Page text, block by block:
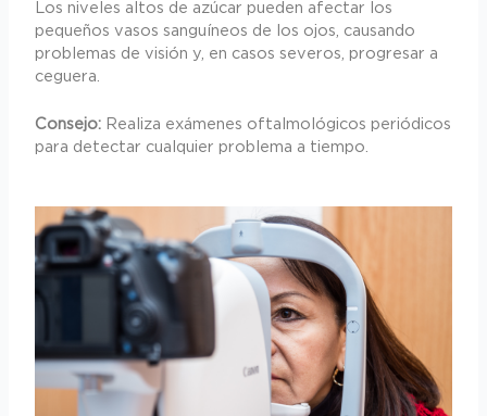
Los niveles altos de azúcar pueden afectar los
pequeños vasos sanguíneos de los ojos, causando
problemas de visión y, en casos severos, progresar a
ceguera.
Consejo: Realiza exámenes oftalmológicos periódicos
para detectar cualquier problema a tiempo.